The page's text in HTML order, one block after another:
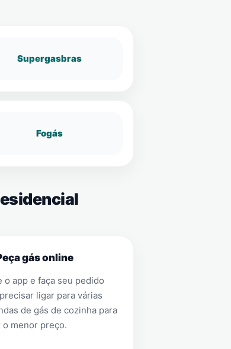
Supergasbras
Fogás
gás online
o app e faça seu pedido
ligar para várias
de gás de cozinha para
o menor preço.